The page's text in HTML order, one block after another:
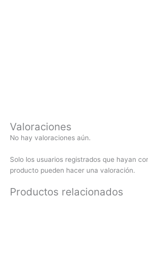
Valoraciones
No hay valoraciones aún.
Solo los usuarios registrados que hayan
producto pueden hacer una valoración.
Productos relacionados